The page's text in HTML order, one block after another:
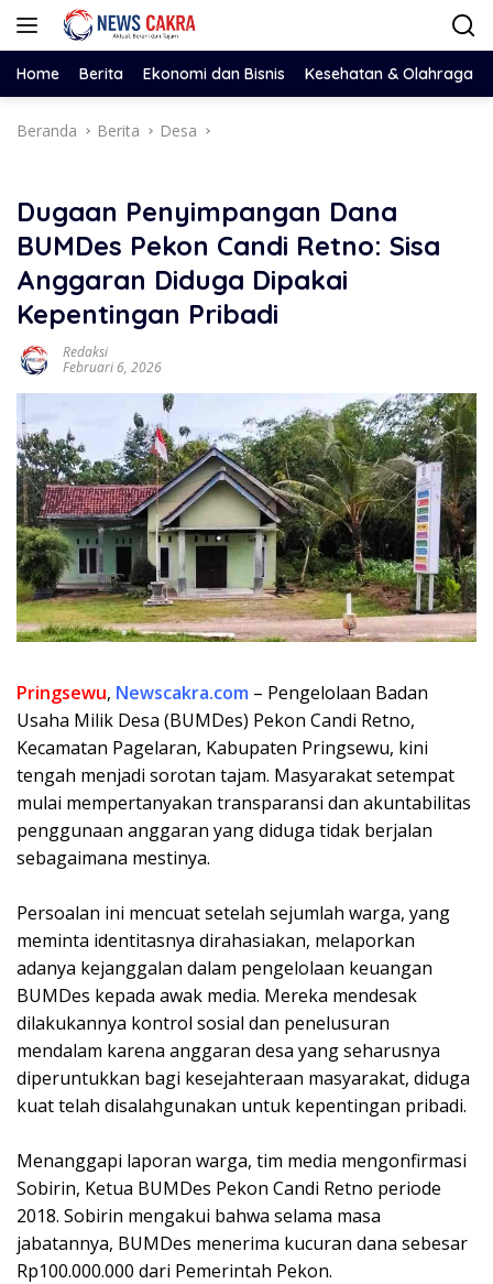
Langsung
Home Berita Ekonomi dan Bisnis Kesehatan & Olahraga
Beranda Berita Desa
Dugaan Penyimpangan Dana
BUMDes Pekon Candi Retno: Sisa
Anggaran Diduga Dipakai
Kepentingan Pribadi
Redaksi
Februari 6, 2026
Pringsewu, Newscakra.com – Pengelolaan Badan
Usaha Milik Desa (BUMDes) Pekon Candi Retno,
Kecamatan Pagelaran, Kabupaten Pringsewu, kini
tengah menjadi sorotan tajam. Masyarakat setempat
mulai mempertanyakan transparansi dan akuntabilitas
penggunaan anggaran yang diduga tidak berjalan
sebagaimana mestinya.
​Persoalan ini mencuat setelah sejumlah warga, yang
meminta identitasnya dirahasiakan, melaporkan
adanya kejanggalan dalam pengelolaan keuangan
BUMDes kepada awak media. Mereka mendesak
dilakukannya kontrol sosial dan penelusuran
mendalam karena anggaran desa yang seharusnya
diperuntukkan bagi kesejahteraan masyarakat, diduga
kuat telah disalahgunakan untuk kepentingan pribadi.
​Menanggapi laporan warga, tim media mengonfirmasi
Sobirin, Ketua BUMDes Pekon Candi Retno periode
2018. Sobirin mengakui bahwa selama masa
jabatannya, BUMDes menerima kucuran dana sebesar
Rp100.000.000 dari Pemerintah Pekon.